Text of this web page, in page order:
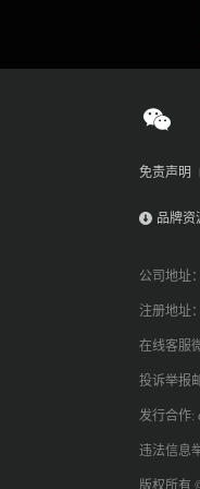
免责声明
品牌资
公司地址
注册地址
在线客服
投诉举报
发行合作:
违法信息
版权所有